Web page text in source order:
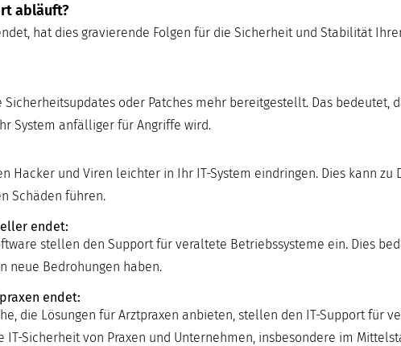
abläuft?
hat dies gravierende Folgen für die Sicherheit und Stabilität
oder Patches mehr bereitgestellt. Das bedeutet,
System anfälliger für Angriffe wird.
Hacker und Viren leichter in Ihr IT-System eindringen. Dies kann zu
Schäden führen.
endet:
stellen den Support für veraltete Betriebssysteme ein. Dies
neue Bedrohungen haben.
endet:
die Lösungen für Arztpraxen anbieten, stellen den IT-Support für
Sicherheit von Praxen und Unternehmen, insbesondere im